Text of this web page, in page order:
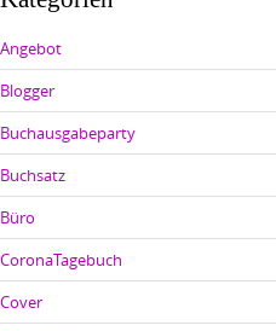
Angebot
Blogger
Buchausgabeparty
Buchsatz
Büro
CoronaTagebuch
Cover